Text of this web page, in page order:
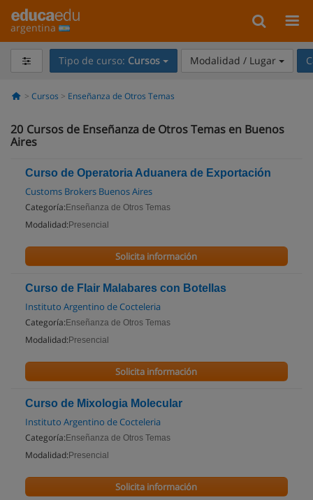
argentina
Tipo de curso: Cursos Modalidad / Lugar
Cursos Enseñanza de Otros Temas
20 Cursos de Enseñanza de Otros Temas en Buenos
Aires
Curso de Operatoria Aduanera de Exportación
Customs Brokers Buenos Aires
Categoría: Enseñanza de Otros Temas
Modalidad: Presencial
Solicita información
Curso de Flair Malabares con Botellas
Instituto Argentino de Cocteleria
Categoría: Enseñanza de Otros Temas
Modalidad: Presencial
Solicita información
Curso de Mixologia Molecular
Instituto Argentino de Cocteleria
Categoría: Enseñanza de Otros Temas
Modalidad: Presencial
Solicita información